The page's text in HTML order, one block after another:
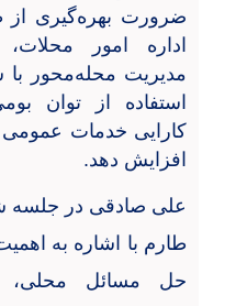
ضرورت بهره‌گیری
اداره امور
مدیریت محله‌محور با
استفاده از توان
کارایی خدمات
افزایش دهد.
علی صادقی در جلسه
طارم با اشاره به
حل مسائل محلی،